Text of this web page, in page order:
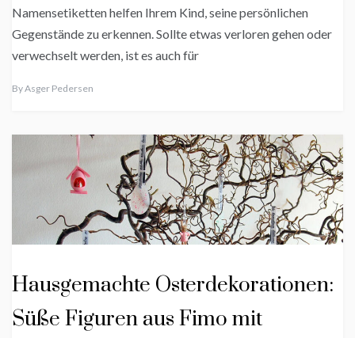
Namensetiketten helfen Ihrem Kind, seine persönlichen
Gegenstände zu erkennen. Sollte etwas verloren gehen oder
verwechselt werden, ist es auch für
ByAsger Pedersen
Hausgemachte Osterdekorationen:
Süße Figuren aus Fimo mit